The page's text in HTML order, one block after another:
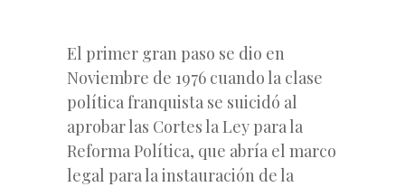
El primer gran paso se dio en
Noviembre de 1976 cuando la clase
política franquista se suicidó al
aprobar las Cortes la Ley para la
Reforma Política, que abría el marco
legal para la instauración de la